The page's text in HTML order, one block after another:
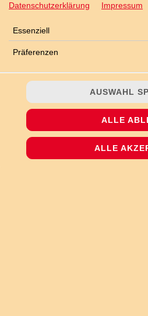
mit Sauce Hollandaise, panierten
Broccoli und Gouda-
Datenschutzerklärung Impressum
Essenziell
Präferenzen
AUSWAHL
ALLE
ALLE